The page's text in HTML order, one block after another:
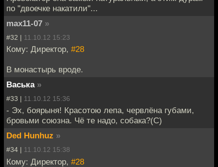
по "двоечке накатили"...
max11-07 »
#32 | 11.10.12 15:23
Кому: Директор, #28
В монастырь вроде.
Васька »
#33 | 11.10.12 15:36
- Эх, боярыня! Красотою лепа, червлёна губами,
бровьми союзна. Чё те надо, собака?(С)
Ded Hunhuz »
#34 | 11.10.12 15:38
Кому: Директор, #28